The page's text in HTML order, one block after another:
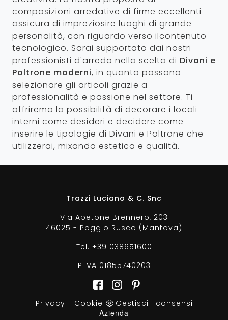
composizioni arredative di firme eccellenti
assicura di impreziosire luoghi di grande
personalità, con riguardo verso ilcontenuto
tecnologico. Sarai supportato dai nostri
professionisti d'arredo nella scelta di Divani e
Poltrone moderni, in quanto possono
selezionare gli articoli grazie a
professionalità e passione nel settore. Ti
offriremo la possibilità di decorare i locali
interni come desideri e decidere come
inserire le tipologie di Divani e Poltrone che
utilizzerai, mixando estetica e qualità.
Trazzi Luciano & C. Snc
Via Abetone Brennero, 203
46025 - Poggio Rusco (Mantova)
Tel. +39 038651600
P.IVA 01855740203
Privacy - Cookie
Gestisci i consensi
Azienda